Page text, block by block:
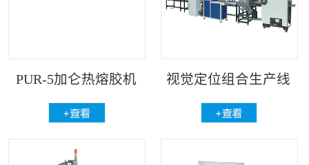
PUR-5加仑热熔胶机 视觉定位组合生产线